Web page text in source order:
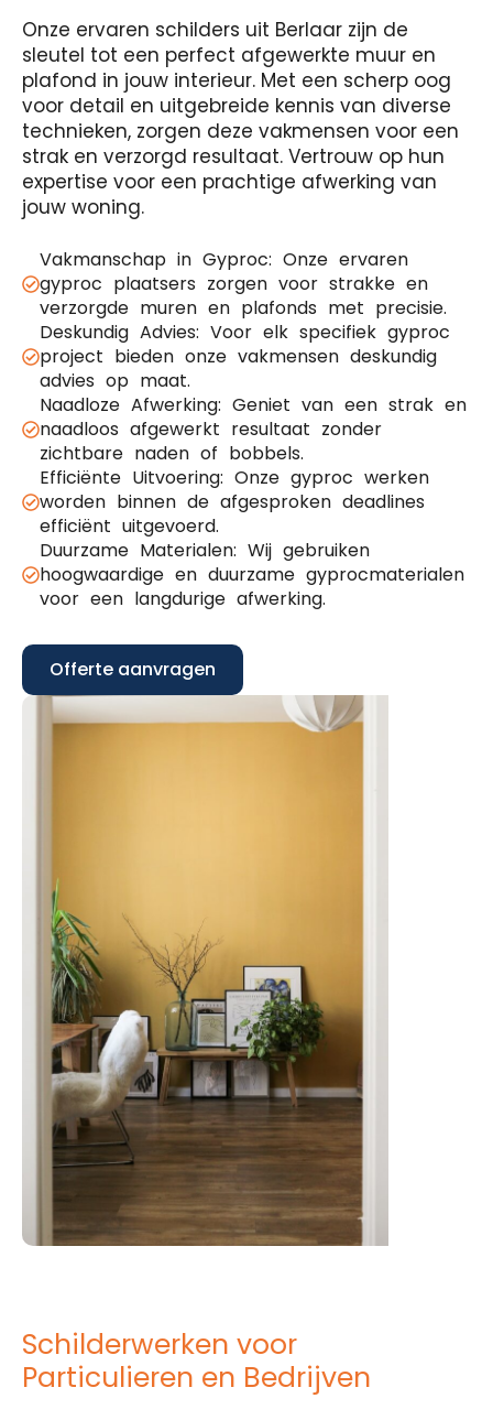
Onze ervaren schilders uit Berlaar zijn de
sleutel tot een perfect afgewerkte muur en
plafond in jouw interieur. Met een scherp oog
voor detail en uitgebreide kennis van diverse
technieken, zorgen deze vakmensen voor een
strak en verzorgd resultaat. Vertrouw op hun
expertise voor een prachtige afwerking van
jouw woning.
Vakmanschap in Gyproc: Onze ervaren
gyproc plaatsers zorgen voor strakke en
verzorgde muren en plafonds met precisie.
Deskundig Advies: Voor elk specifiek gyproc
project bieden onze vakmensen deskundig
advies op maat.
Naadloze Afwerking: Geniet van een strak en
naadloos afgewerkt resultaat zonder
zichtbare naden of bobbels.
Efficiënte Uitvoering: Onze gyproc werken
worden binnen de afgesproken deadlines
efficiënt uitgevoerd.
Duurzame Materialen: Wij gebruiken
hoogwaardige en duurzame gyprocmaterialen
voor een langdurige afwerking.
Offerte aanvragen
Schilderwerken voor
Particulieren en Bedrijven